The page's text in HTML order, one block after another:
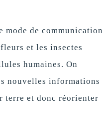
mode de communication
et les insectes
humaines. On
nouvelles informations
terre et donc réorienter